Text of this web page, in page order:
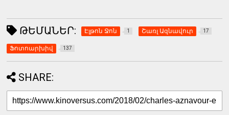
ԹԵՄԱՆԵՐ: Էլթոն Ջոն 1 Շառլ Ազնավուր 17
Ֆոտոարխիվ 137
SHARE: